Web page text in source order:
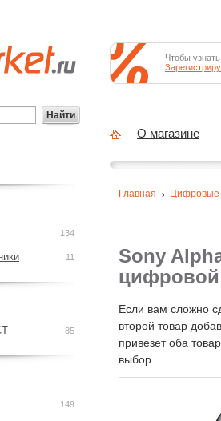
Sony
цифровой
Если вам сложно
второй товар
привезет оба
выбор.
Главная Цифровые
134
11
85
149
Найти
Чтобы
О магазине